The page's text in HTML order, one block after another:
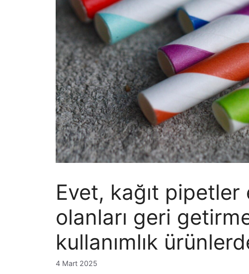
Evet, kağıt
olanları geri
kullanımlık
4 Mart 2025